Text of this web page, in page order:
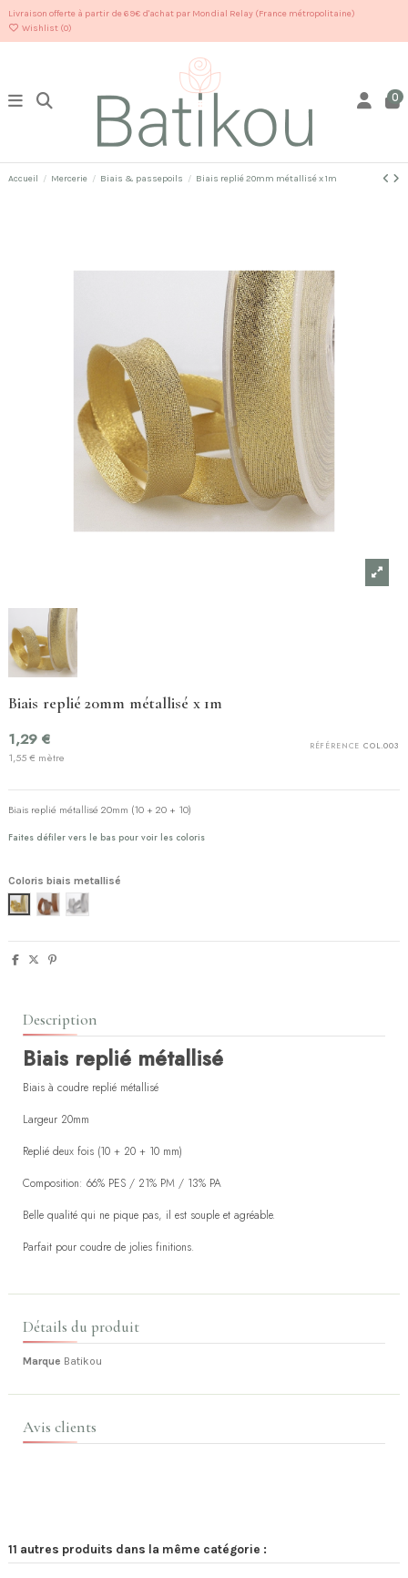
Livraison offerte à partir de 69€ d'achat par Mondial Relay (France métropolitaine)
Wishlist (0)
0
Accueil Mercerie Biais & passepoils Biais replié 20mm métallisé x 1m
Biais replié 20mm métallisé x 1m
RÉFÉRENCE COL.003
1,29 €
1,55 € mètre
Biais replié métallisé 20mm (10 + 20 + 10)
Faites défiler vers le bas pour voir les coloris
Coloris biais metallisé
or
cuivreargent
Description
Biais replié métallisé
Biais à coudre replié métallisé
Largeur 20mm
Replié deux fois (10 + 20 + 10 mm)
Composition: 66% PES / 21% PM / 13% PA
Belle qualité qui ne pique pas, il est souple et agréable.
Parfait pour coudre de jolies finitions.
Détails du produit
Marque Batikou
Avis clients
11 autres produits dans la même catégorie :